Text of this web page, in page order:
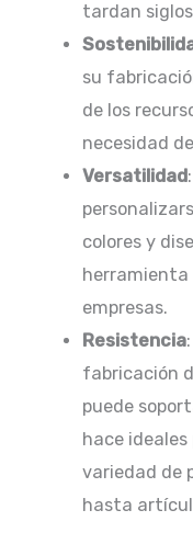
tardan
su
de los
necesidad
Versatilidad
colores y
empresas.
Resistencia
fabricación
puede
hace
variedad de
hasta